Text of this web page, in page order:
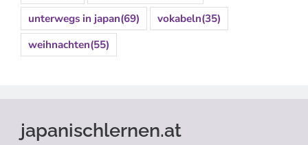
unterwegs in japan(69) vokabeln(35)
weihnachten(55)
japanischlernen.at